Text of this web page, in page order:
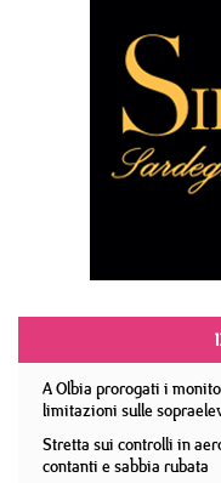
A Olbia prorogati i
limitazioni sulle
Stretta sui controlli in
contanti e sabbia rubata